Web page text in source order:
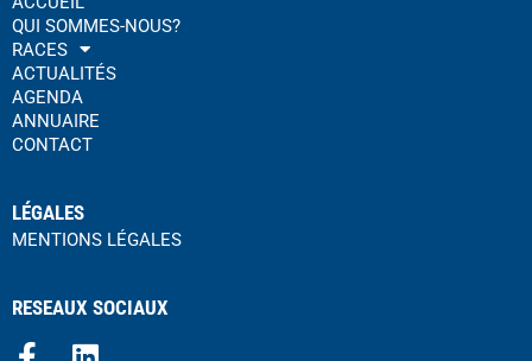
QUI SOMMES-NOUS?
RACES
ACTUALITÉS
AGENDA
ANNUAIRE
CONTACT
LÉGALES
MENTIONS LÉGALES
RESEAUX SOCIAUX